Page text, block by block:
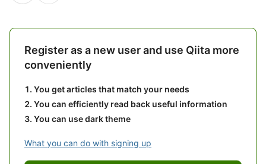
Register as a new user and use Qiita more
conveniently
You get articles that match your needs
You can efficiently read back useful information
You can use dark theme
What you can do with signing up